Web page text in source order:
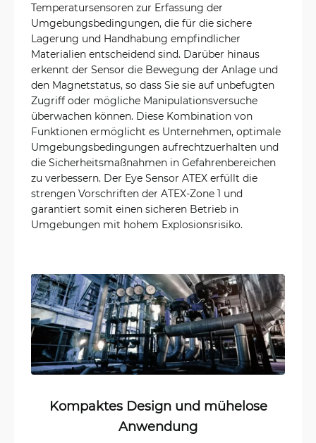
Temperatursensoren zur Erfassung der
Umgebungsbedingungen, die für die sichere
Lagerung und Handhabung empfindlicher
Materialien entscheidend sind. Darüber hinaus
erkennt der Sensor die Bewegung der Anlage und
den Magnetstatus, so dass Sie sie auf unbefugten
Zugriff oder mögliche Manipulationsversuche
überwachen können. Diese Kombination von
Funktionen ermöglicht es Unternehmen, optimale
Umgebungsbedingungen aufrechtzuerhalten und
die Sicherheitsmaßnahmen in Gefahrenbereichen
zu verbessern. Der Eye Sensor ATEX erfüllt die
strengen Vorschriften der ATEX-Zone 1 und
garantiert somit einen sicheren Betrieb in
Umgebungen mit hohem Explosionsrisiko.
Kompaktes Design und mühelose
Anwendung